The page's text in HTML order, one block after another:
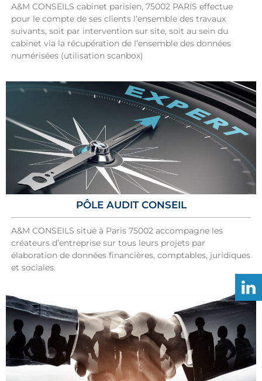
A&M CONSEILS cabinet parisien, 75002 PARIS effectue
pour le compte de ses clients l’ensemble des travaux
suivants, soit par intervention sur site, soit au sein du
cabinet via la récupération de l’ensemble des données
numérisées (utilisation scanbox)
PÔLE AUDIT CONSEIL
A&M CONSEILS situé à Paris 75002 accompagne les
créateurs d’entreprise sur tous leurs projets par
élaboration de données financières, comptables, juridiques
et sociales.